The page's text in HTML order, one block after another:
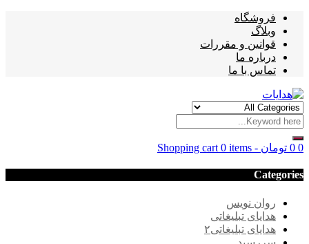
فروشگاه
وبلاگ
قوانین و مقررات
درباره ما
تماس با ما
Shopping cart 0 items - 0 تومان 0
Categories
روان نویس
هدایای تبلیغاتی
هدایای تبلیغاتی۲